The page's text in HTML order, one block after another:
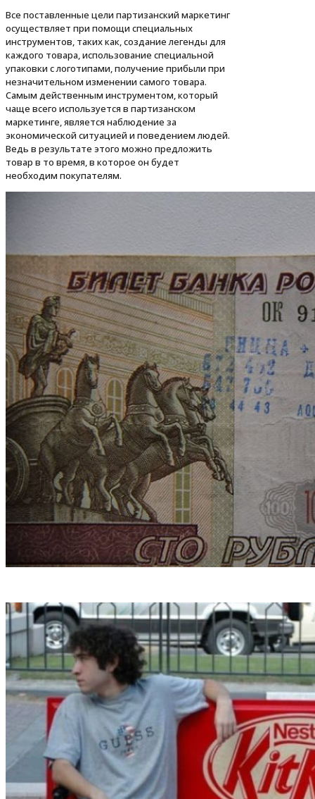
Все поставленные цели партизанский маркетинг
осуществляет при помощи специальных
инструментов, таких как, создание легенды для
каждого товара, использование специальной
упаковки с логотипами, получение прибыли при
незначительном изменении самого товара.
Самым действенным инструментом, который
чаще всего используется в партизанском
маркетинге, является наблюдение за
экономической ситуацией и поведением людей.
Ведь в результате этого можно предложить
товар в то время, в которое он будет
необходим покупателям.